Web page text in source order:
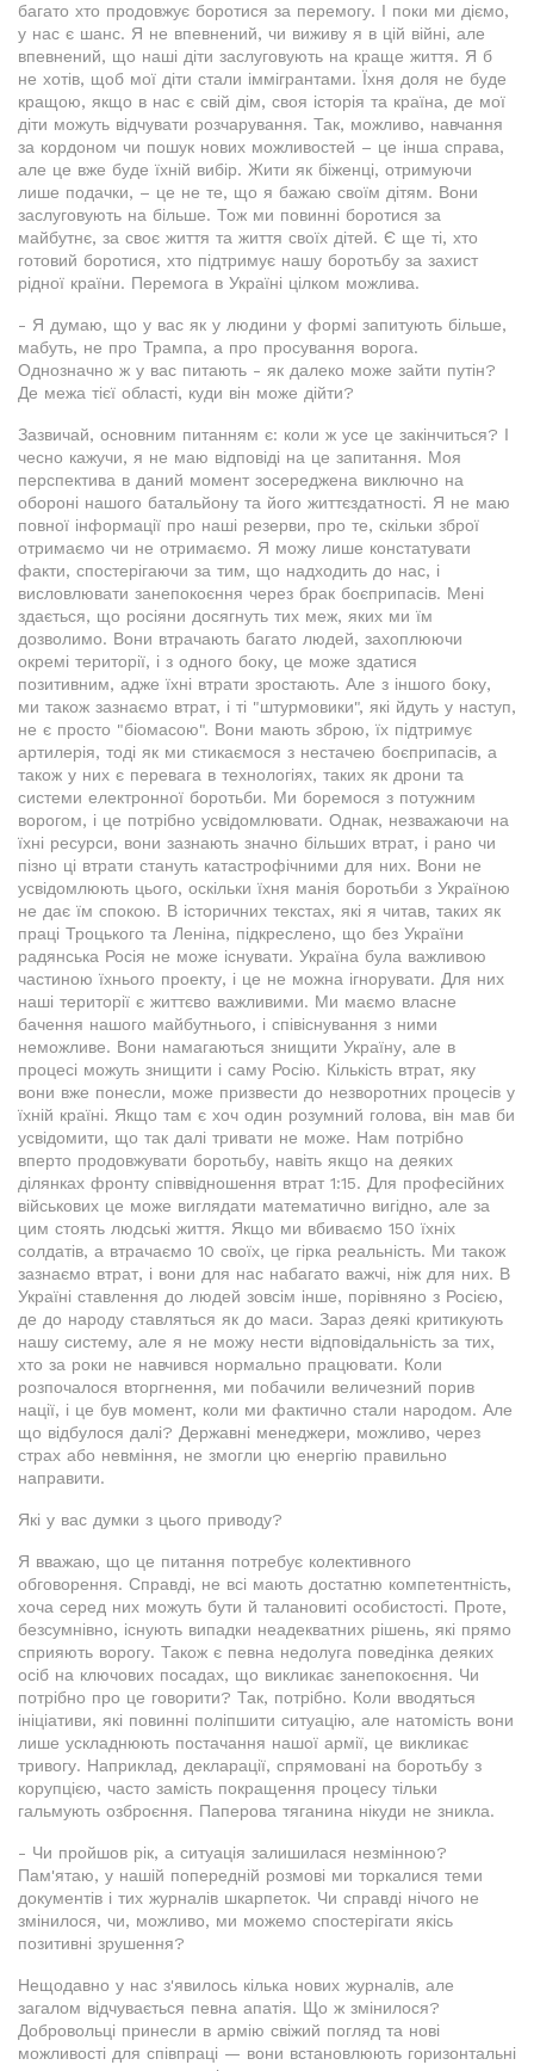
багато хто продовжує боротися за перемогу. І поки ми діємо,
у нас є шанс. Я не впевнений, чи виживу я в цій війні, але
впевнений, що наші діти заслуговують на краще життя. Я б
не хотів, щоб мої діти стали іммігрантами. Їхня доля не буде
кращою, якщо в нас є свій дім, своя історія та країна, де мої
діти можуть відчувати розчарування. Так, можливо, навчання
за кордоном чи пошук нових можливостей – це інша справа,
але це вже буде їхній вибір. Жити як біженці, отримуючи
лише подачки, – це не те, що я бажаю своїм дітям. Вони
заслуговують на більше. Тож ми повинні боротися за
майбутнє, за своє життя та життя своїх дітей. Є ще ті, хто
готовий боротися, хто підтримує нашу боротьбу за захист
рідної країни. Перемога в Україні цілком можлива.
- Я думаю, що у вас як у людини у формі запитують більше,
мабуть, не про Трампа, а про просування ворога.
Однозначно ж у вас питають - як далеко може зайти путін?
Де межа тієї області, куди він може дійти?
Зазвичай, основним питанням є: коли ж усе це закінчиться? І
чесно кажучи, я не маю відповіді на це запитання. Моя
перспектива в даний момент зосереджена виключно на
обороні нашого батальйону та його життєздатності. Я не маю
повної інформації про наші резерви, про те, скільки зброї
отримаємо чи не отримаємо. Я можу лише констатувати
факти, спостерігаючи за тим, що надходить до нас, і
висловлювати занепокоєння через брак боєприпасів. Мені
здається, що росіяни досягнуть тих меж, яких ми їм
дозволимо. Вони втрачають багато людей, захоплюючи
окремі території, і з одного боку, це може здатися
позитивним, адже їхні втрати зростають. Але з іншого боку,
ми також зазнаємо втрат, і ті "штурмовики", які йдуть у наступ,
не є просто "біомасою". Вони мають зброю, їх підтримує
артилерія, тоді як ми стикаємося з нестачею боєприпасів, а
також у них є перевага в технологіях, таких як дрони та
системи електронної боротьби. Ми боремося з потужним
ворогом, і це потрібно усвідомлювати. Однак, незважаючи на
їхні ресурси, вони зазнають значно більших втрат, і рано чи
пізно ці втрати стануть катастрофічними для них. Вони не
усвідомлюють цього, оскільки їхня манія боротьби з Україною
не дає їм спокою. В історичних текстах, які я читав, таких як
праці Троцького та Леніна, підкреслено, що без України
радянська Росія не може існувати. Україна була важливою
частиною їхнього проекту, і це не можна ігнорувати. Для них
наші території є життєво важливими. Ми маємо власне
бачення нашого майбутнього, і співіснування з ними
неможливе. Вони намагаються знищити Україну, але в
процесі можуть знищити і саму Росію. Кількість втрат, яку
вони вже понесли, може призвести до незворотних процесів у
їхній країні. Якщо там є хоч один розумний голова, він мав би
усвідомити, що так далі тривати не може. Нам потрібно
вперто продовжувати боротьбу, навіть якщо на деяких
ділянках фронту співвідношення втрат 1:15. Для професійних
військових це може виглядати математично вигідно, але за
цим стоять людські життя. Якщо ми вбиваємо 150 їхніх
солдатів, а втрачаємо 10 своїх, це гірка реальність. Ми також
зазнаємо втрат, і вони для нас набагато важчі, ніж для них. В
Україні ставлення до людей зовсім інше, порівняно з Росією,
де до народу ставляться як до маси. Зараз деякі критикують
нашу систему, але я не можу нести відповідальність за тих,
хто за роки не навчився нормально працювати. Коли
розпочалося вторгнення, ми побачили величезний порив
нації, і це був момент, коли ми фактично стали народом. Але
що відбулося далі? Державні менеджери, можливо, через
страх або невміння, не змогли цю енергію правильно
направити.
Які у вас думки з цього приводу?
Я вважаю, що це питання потребує колективного
обговорення. Справді, не всі мають достатню компетентність,
хоча серед них можуть бути й талановиті особистості. Проте,
безсумнівно, існують випадки неадекватних рішень, які прямо
сприяють ворогу. Також є певна недолуга поведінка деяких
осіб на ключових посадах, що викликає занепокоєння. Чи
потрібно про це говорити? Так, потрібно. Коли вводяться
ініціативи, які повинні поліпшити ситуацію, але натомість вони
лише ускладнюють постачання нашої армії, це викликає
тривогу. Наприклад, декларації, спрямовані на боротьбу з
корупцією, часто замість покращення процесу тільки
гальмують озброєння. Паперова тяганина нікуди не зникла.
- Чи пройшов рік, а ситуація залишилася незмінною?
Пам'ятаю, у нашій попередній розмові ми торкалися теми
документів і тих журналів шкарпеток. Чи справді нічого не
змінилося, чи, можливо, ми можемо спостерігати якісь
позитивні зрушення?
Нещодавно у нас з'явилось кілька нових журналів, але
загалом відчувається певна апатія. Що ж змінилося?
Добровольці принесли в армію свіжий погляд та нові
можливості для співпраці — вони встановлюють горизонтальні